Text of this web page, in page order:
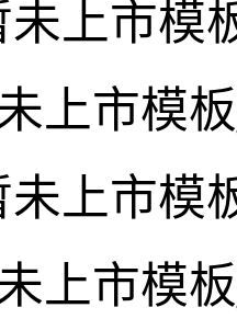
上市模
上市模